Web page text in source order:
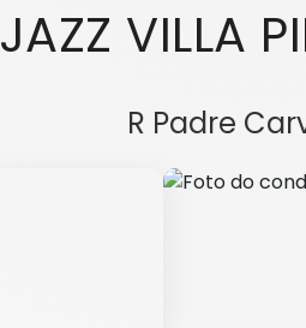
JAZZ VILLA
R Padre